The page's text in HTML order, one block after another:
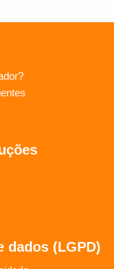
dados (LGPD)